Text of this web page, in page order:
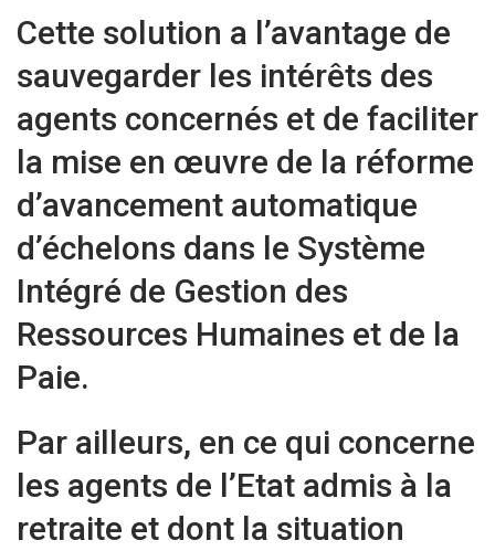
Cette solution a l’avantage de
sauvegarder les intérêts des
agents concernés et de faciliter
la mise en œuvre de la réforme
d’avancement automatique
d’échelons dans le Système
Intégré de Gestion des
Ressources Humaines et de la
Paie.
Par ailleurs, en ce qui concerne
les agents de l’Etat admis à la
retraite et dont la situation